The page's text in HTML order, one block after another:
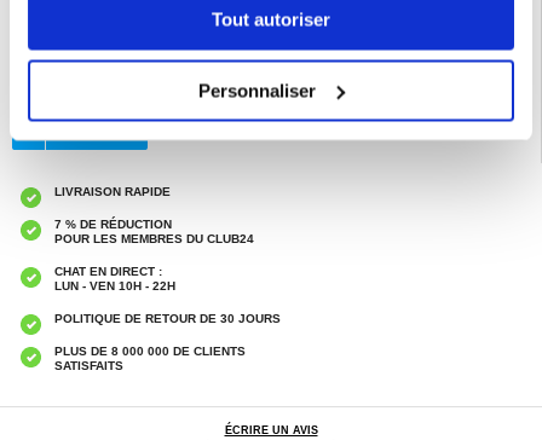
Tout autoriser
Personnaliser
Catégories associées:Gadgets,Réveil matin
LIVRAISON RAPIDE
7 % DE RÉDUCTION
POUR LES MEMBRES DU CLUB24
CHAT EN DIRECT :
LUN - VEN 10H - 22H
POLITIQUE DE RETOUR DE 30 JOURS
PLUS DE 8 000 000 DE CLIENTS
SATISFAITS
ÉCRIRE UN AVIS